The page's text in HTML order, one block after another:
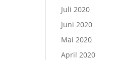
Juli 2020
Juni 2020
Mai 2020
April 2020